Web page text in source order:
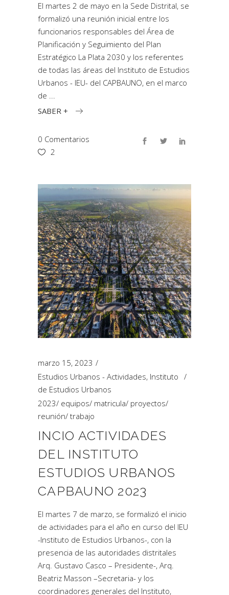
El martes 2 de mayo en la Sede Distrital, se
formalizó una reunión inicial entre los
funcionarios responsables del Área de
Planificación y Seguimiento del Plan
Estratégico La Plata 2030 y los referentes
de todas las áreas del Instituto de Estudios
Urbanos - IEU- del CAPBAUNO, en el marco
de
SABER +
0 Comentarios
2
marzo 15, 2023
Estudios Urbanos - Actividades, Instituto
de Estudios Urbanos
2023/ equipos/ matricula/ proyectos/
reunión/ trabajo
INCIO ACTIVIDADES
DEL INSTITUTO
ESTUDIOS URBANOS
CAPBAUNO 2023
El martes 7 de marzo, se formalizó el inicio
de actividades para el año en curso del IEU
-Instituto de Estudios Urbanos-, con la
presencia de las autoridades distritales
Arq. Gustavo Casco – Presidente-, Arq.
Beatriz Masson –Secretaria- y los
coordinadores generales del Instituto,